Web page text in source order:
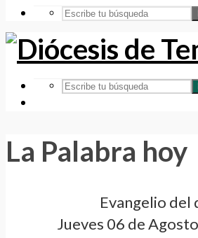
La Palabra hoy